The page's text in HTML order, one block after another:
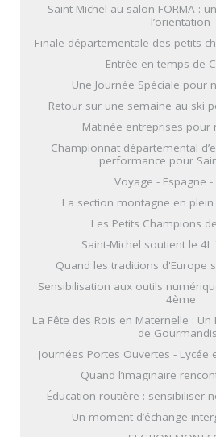
Saint-Michel au salon FORMA :
l’orientation
Finale départementale des petits
Entrée en temps de
Une Journée Spéciale pour
Retour sur une semaine au ski
Matinée entreprises pour
Championnat départemental
performance pour
Voyage - Espagne -
La section montagne en plein
Les Petits Champions
Saint-Michel soutient le
Quand les traditions d'Europe
Sensibilisation aux outils
4ème
La Fête des Rois en Maternelle :
de
Journées Portes Ouvertes - Lycée
Quand l’imaginaire
Éducation routière : sensibiliser
Un moment d’échange